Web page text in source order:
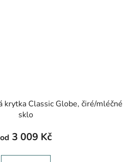
krytka Classic Globe, čiré/mléčné
sklo
od 3 009 Kč